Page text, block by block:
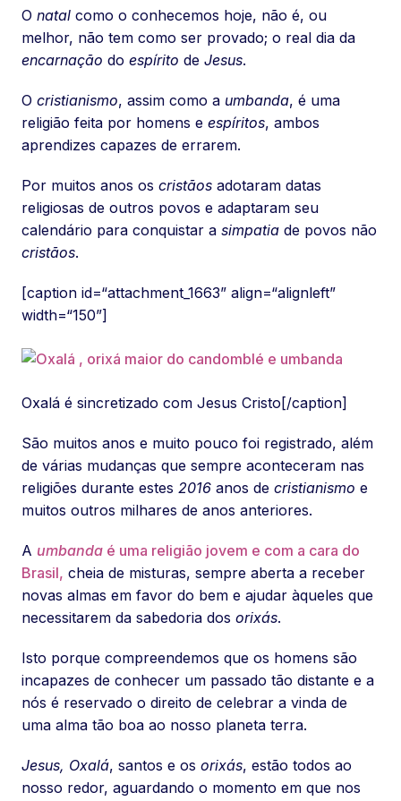
O natal como o conhecemos hoje, não é, ou
melhor, não tem como ser provado; o real dia da
encarnação do espírito de Jesus.
O cristianismo, assim como a umbanda, é uma
religião feita por homens e espíritos, ambos
aprendizes capazes de errarem.
Por muitos anos os cristãos adotaram datas
religiosas de outros povos e adaptaram seu
calendário para conquistar a simpatia de povos não
cristãos.
[caption id=“attachment_1663” align=“alignleft”
width=“150”]
Oxalá é sincretizado com Jesus Cristo[/caption]
São muitos anos e muito pouco foi registrado, além
de várias mudanças que sempre aconteceram nas
religiões durante estes 2016 anos de cristianismo e
muitos outros milhares de anos anteriores.
A umbanda é uma religião jovem e com a cara do
Brasil, cheia de misturas, sempre aberta a receber
novas almas em favor do bem e ajudar àqueles que
necessitarem da sabedoria dos orixás.
Isto porque compreendemos que os homens são
incapazes de conhecer um passado tão distante e a
nós é reservado o direito de celebrar a vinda de
uma alma tão boa ao nosso planeta terra.
Jesus, Oxalá, santos e os orixás, estão todos ao
nosso redor, aguardando o momento em que nos